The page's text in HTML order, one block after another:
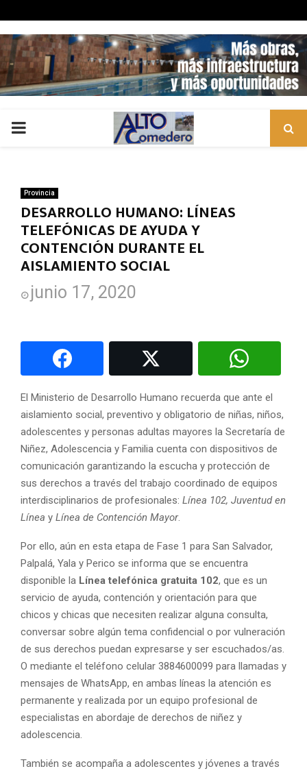
PRIMARY
Provincia
DESARROLLO HUMANO: LÍNEAS
TELEFÓNICAS DE AYUDA Y
CONTENCIÓN DURANTE EL
AISLAMIENTO SOCIAL
junio 17, 2020
El Ministerio de Desarrollo Humano recuerda que ante el
aislamiento social, preventivo y obligatorio de niñas, niños,
adolescentes y personas adultas mayores la Secretaría de
Niñez, Adolescencia y Familia cuenta con dispositivos de
comunicación garantizando la escucha y protección de
sus derechos a través del trabajo coordinado de equipos
interdisciplinarios de profesionales: Línea 102, Juventud en
Línea y Línea de Contención Mayor.
Por ello, aún en esta etapa de Fase 1 para San Salvador,
Palpalá, Yala y Perico se informa que se encuentra
disponible la Línea telefónica gratuita 102, que es un
servicio de ayuda, contención y orientación para que
chicos y chicas que necesiten realizar alguna consulta,
conversar sobre algún tema confidencial o por vulneración
de sus derechos puedan expresarse y ser escuchados/as.
O mediante el teléfono celular 3884600099 para llamadas y
mensajes de WhatsApp, en ambas líneas la atención es
permanente y realizada por un equipo profesional de
especialistas en abordaje de derechos de niñez y
adolescencia.
También se acompaña a adolescentes y jóvenes a través